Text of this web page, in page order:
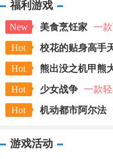
福利游戏
New 美食烹饪家 一
营类游戏
Hot 校花的贴身高手
牌手游
Hot 熊出没之机甲熊
Hot 少女战争 一款
Hot 机动都市阿尔法
游戏活动